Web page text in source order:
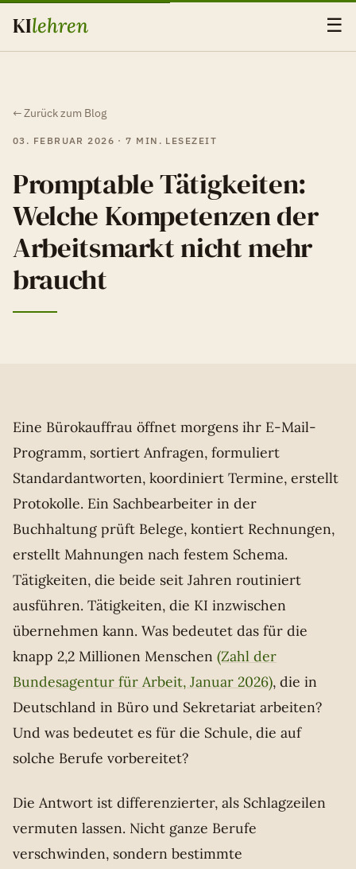
KIlehren ☰
← Zurück zum Blog
03. FEBRUAR 2026 · 7 MIN. LESEZEIT
Promptable Tätigkeiten:
Welche Kompetenzen der
Arbeitsmarkt nicht mehr
braucht
Eine Bürokauffrau öffnet morgens ihr E-Mail-
Programm, sortiert Anfragen, formuliert
Standardantworten, koordiniert Termine, erstellt
Protokolle. Ein Sachbearbeiter in der
Buchhaltung prüft Belege, kontiert Rechnungen,
erstellt Mahnungen nach festem Schema.
Tätigkeiten, die beide seit Jahren routiniert
ausführen. Tätigkeiten, die KI inzwischen
übernehmen kann. Was bedeutet das für die
knapp 2,2 Millionen Menschen (Zahl der
Bundesagentur für Arbeit, Januar 2026), die in
Deutschland in Büro und Sekretariat arbeiten?
Und was bedeutet es für die Schule, die auf
solche Berufe vorbereitet?
Die Antwort ist differenzierter, als Schlagzeilen
vermuten lassen. Nicht ganze Berufe
verschwinden, sondern bestimmte